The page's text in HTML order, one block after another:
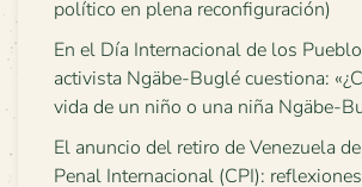
político en plena reconfiguración)
En el Día Internacional de los
activista Ngäbe-Buglé cuestiona:
vida de un niño o una niña Ngäbe-
El anuncio del retiro de Venezuela
Penal Internacional (CPI):